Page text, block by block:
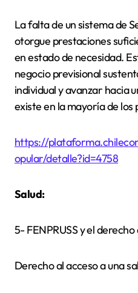
La falta de un sistema de
otorgue prestaciones
en estado de necesidad.
negocio previsional
individual y avanzar hacia
existe en la mayoría de los
https://
opular/detalle?id=4758
Salud:
5- FENPRUSS y el derecho
Derecho al acceso a una